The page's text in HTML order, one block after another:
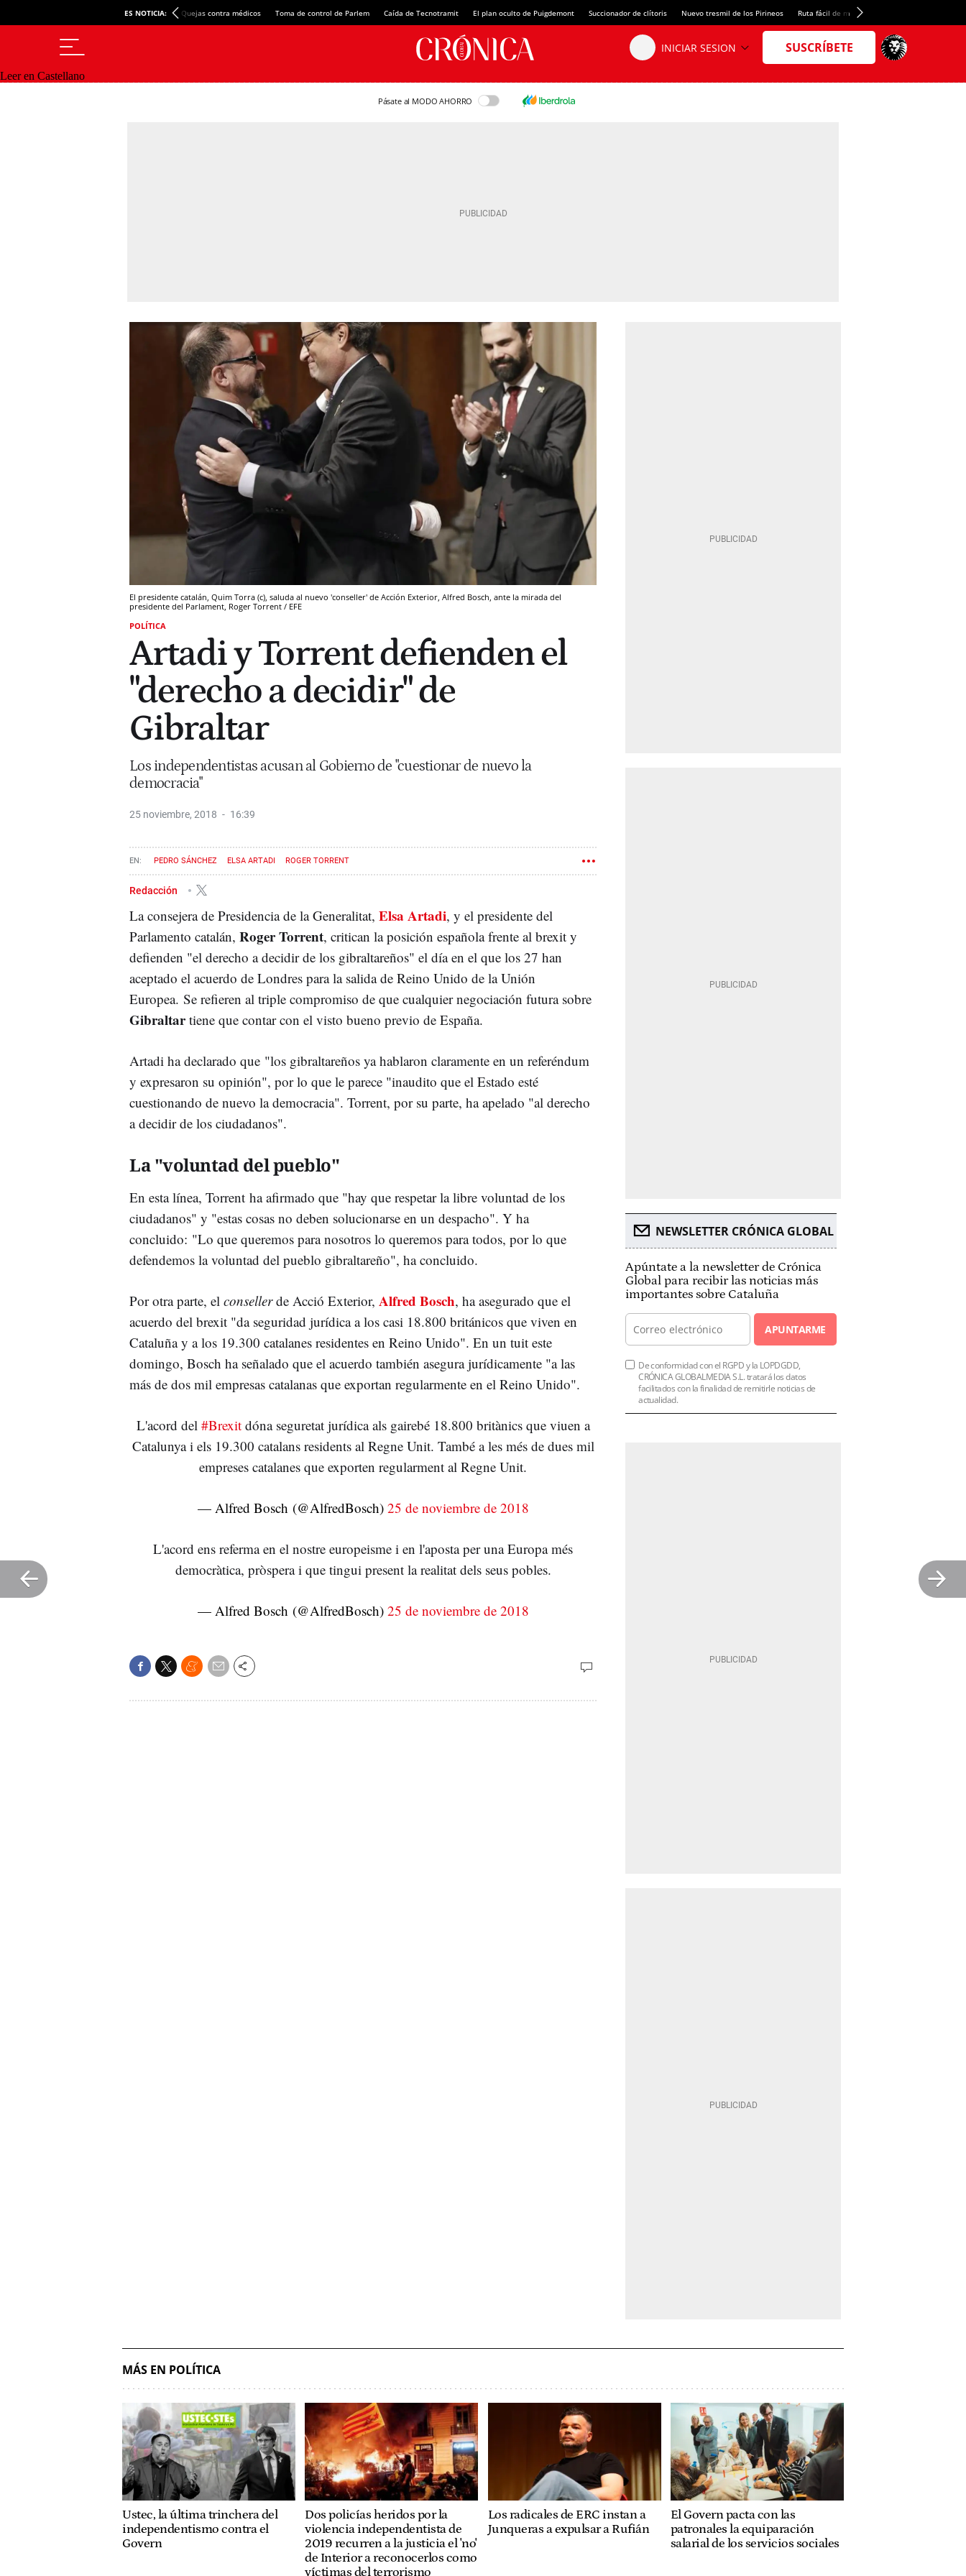
ES NOTICIA: Quejas contra médicos Toma de control de Parlem Caída de Tecnotramit El plan oculto de Puigdemont Succionador de clítoris Nuevo tresmil de los Pirineos Ruta fácil de montaña
Leer en Castellano
Pásate al MODO AHORRO
El presidente catalán, Quim Torra (c), saluda al nuevo 'conseller' de Acción Exterior, Alfred Bosch, ante la mirada del
presidente del Parlament, Roger Torrent / EFE
POLÍTICA
Artadi y Torrent defienden el
"derecho a decidir" de
Gibraltar
Los independentistas acusan al Gobierno de "cuestionar de nuevo la
democracia"
25 noviembre, 2018 16:39
PEDRO SÁNCHEZ ELSA ARTADI ROGER TORRENT
Redacción
La consejera de Presidencia de la Generalitat, Elsa Artadi, y el presidente del
Parlamento catalán, Roger Torrent, critican la posición española frente al brexit y
defienden "el derecho a decidir de los gibraltareños" el día en el que los 27 han
aceptado el acuerdo de Londres para la salida de Reino Unido de la Unión
Europea. Se refieren al triple compromiso de que cualquier negociación futura sobre
Gibraltartiene que contar con el visto bueno previo de España.
Artadi ha declarado que "los gibraltareños ya hablaron claramente en un referéndum
y expresaron su opinión", por lo que le parece "inaudito que el Estado esté
cuestionando de nuevo la democracia". Torrent, por su parte, ha apelado "al derecho
a decidir de los ciudadanos".
La "voluntad del pueblo"
En esta línea, Torrent ha afirmado que "hay que respetar la libre voluntad de los
ciudadanos" y "estas cosas no deben solucionarse en un despacho". Y ha
concluido: "Lo que queremos para nosotros lo queremos para todos, por lo que
defendemos la voluntad del pueblo gibraltareño", ha concluido.
Por otra parte, el consellerde Acció Exterior, Alfred Bosch, ha asegurado que el
acuerdo del brexit "da seguridad jurídica a los casi 18.800 británicos que viven en
Cataluña y a los 19.300 catalanes residentes en Reino Unido". En un tuit este
domingo, Bosch ha señalado que el acuerdo también asegura jurídicamente "a las
más de dos mil empresas catalanas que exportan regularmente en el Reino Unido".
L'acord del #Brexitdóna seguretat jurídica als gairebé 18.800 britànics que viuen a
Catalunya i els 19.300 catalans residents al Regne Unit. També a les més de dues mil
empreses catalanes que exporten regularment al Regne Unit.
— Alfred Bosch (@AlfredBosch) 25 de noviembre de 2018
L'acord ens referma en el nostre europeisme i en l'aposta per una Europa més
democràtica, pròspera i que tingui present la realitat dels seus pobles.
— Alfred Bosch (@AlfredBosch) 25 de noviembre de 2018
NEWSLETTER CRÓNICA GLOBAL
Apúntate a la newsletter de Crónica
Global para recibir las noticias más
importantes sobre Cataluña
APUNTARME
De conformidad con el RGPD y la LOPDGDD,
CRÓNICA GLOBALMEDIA S.L. tratará los datos
facilitados con la finalidad de remitirle noticias de
actualidad.
MÁS EN POLÍTICA
Ustec, la última trinchera del
independentismo contra el
Govern
Dos policías heridos por la
violencia independentista de
2019 recurren a la justicia el 'no'
de Interior a reconocerlos como
víctimas del terrorismo
Los radicales de ERC instan a
Junqueras a expulsar a Rufián
El Govern pacta con las
patronales la equiparación
salarial de los servicios sociales